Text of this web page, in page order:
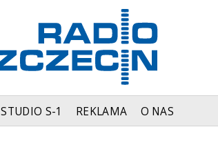
STUDIO S-1 REKLAMA O NAS